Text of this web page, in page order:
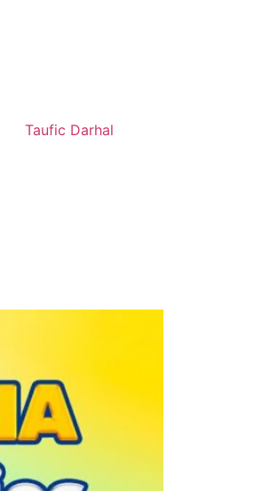
Taufic Darhal